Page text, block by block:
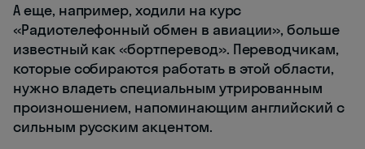
А еще, например, ходили на курс
«Радиотелефонный обмен в авиации», больше
известный как «бортперевод». Переводчикам,
которые собираются работать в этой области,
нужно владеть специальным утрированным
произношением, напоминающим английский с
сильным русским акцентом.